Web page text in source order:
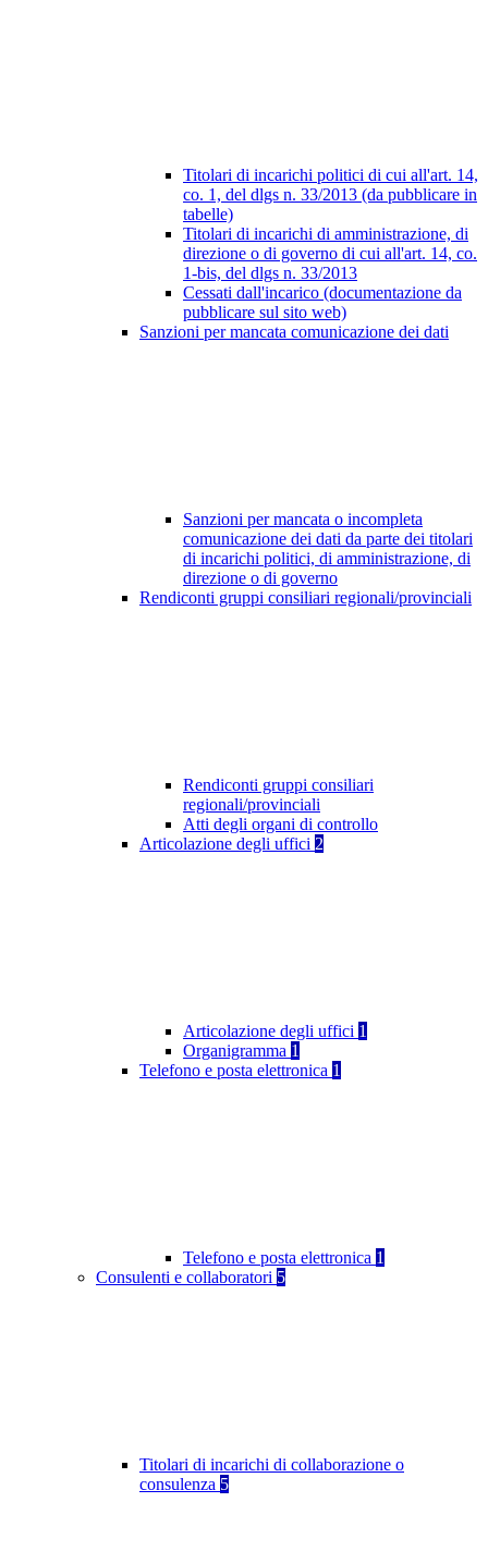
Titolari di incarichi politici di cui all'art. 14,
co. 1, del dlgs n. 33/2013 (da pubblicare in
tabelle)
Titolari di incarichi di amministrazione, di
direzione o di governo di cui all'art. 14, co.
1-bis, del dlgs n. 33/2013
Cessati dall'incarico (documentazione da
pubblicare sul sito web)
Sanzioni per mancata comunicazione dei dati
Sanzioni per mancata o incompleta
comunicazione dei dati da parte dei titolari
di incarichi politici, di amministrazione, di
direzione o di governo
Rendiconti gruppi consiliari regionali/provinciali
Rendiconti gruppi consiliari
regionali/provinciali
Atti degli organi di controllo
Articolazione degli uffici 2
Articolazione degli uffici 1
Organigramma 1
Telefono e posta elettronica 1
Telefono e posta elettronica 1
Consulenti e collaboratori 5
Titolari di incarichi di collaborazione o
consulenza 5